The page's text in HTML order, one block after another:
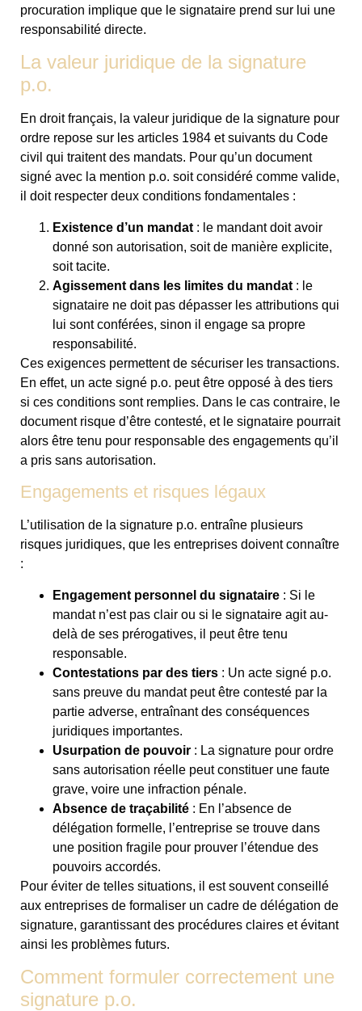
procuration implique que le signataire prend sur lui une
responsabilité directe.
La valeur juridique de la signature
p.o.
En droit français, la valeur juridique de la signature pour
ordre repose sur les articles 1984 et suivants du Code
civil qui traitent des mandats. Pour qu’un document
signé avec la mention p.o. soit considéré comme valide,
il doit respecter deux conditions fondamentales :
Existence d’un mandat : le mandant doit avoir
donné son autorisation, soit de manière explicite,
soit tacite.
Agissement dans les limites du mandat : le
signataire ne doit pas dépasser les attributions qui
lui sont conférées, sinon il engage sa propre
responsabilité.
Ces exigences permettent de sécuriser les transactions.
En effet, un acte signé p.o. peut être opposé à des tiers
si ces conditions sont remplies. Dans le cas contraire, le
document risque d’être contesté, et le signataire pourrait
alors être tenu pour responsable des engagements qu’il
a pris sans autorisation.
Engagements et risques légaux
L’utilisation de la signature p.o. entraîne plusieurs
risques juridiques, que les entreprises doivent connaître
:
Engagement personnel du signataire : Si le
mandat n’est pas clair ou si le signataire agit au-
delà de ses prérogatives, il peut être tenu
responsable.
Contestations par des tiers : Un acte signé p.o.
sans preuve du mandat peut être contesté par la
partie adverse, entraînant des conséquences
juridiques importantes.
Usurpation de pouvoir : La signature pour ordre
sans autorisation réelle peut constituer une faute
grave, voire une infraction pénale.
Absence de traçabilité : En l’absence de
délégation formelle, l’entreprise se trouve dans
une position fragile pour prouver l’étendue des
pouvoirs accordés.
Pour éviter de telles situations, il est souvent conseillé
aux entreprises de formaliser un cadre de délégation de
signature, garantissant des procédures claires et évitant
ainsi les problèmes futurs.
Comment formuler correctement une
signature p.o.